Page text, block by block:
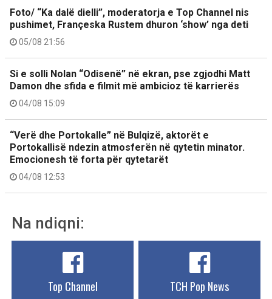
Foto/ “Ka dalë dielli”, moderatorja e Top Channel nis
pushimet, Françeska Rustem dhuron ‘show’ nga deti
05/08 21:56
Si e solli Nolan “Odisenë” në ekran, pse zgjodhi Matt
Damon dhe sfida e filmit më ambicioz të karrierës
04/08 15:09
“Verë dhe Portokalle” në Bulqizë, aktorët e
Portokallisë ndezin atmosferën në qytetin minator.
Emocionesh të forta për qytetarët
04/08 12:53
Na ndiqni:
Top Channel TCH Pop News